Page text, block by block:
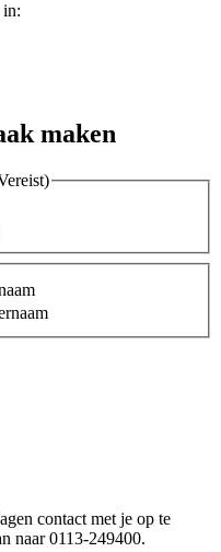
in:
maken
contact met je op te
naar 0113-249400.